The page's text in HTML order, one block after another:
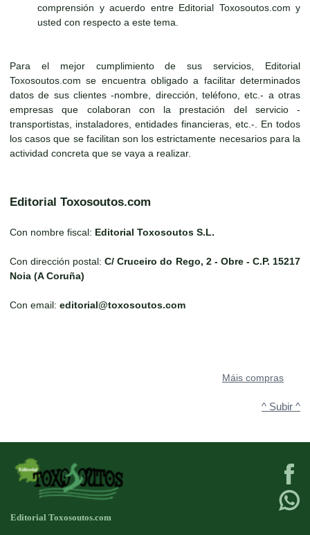
comprensión y acuerdo entre Editorial Toxosoutos.com y
usted con respecto a este tema.
Para el mejor cumplimiento de sus servicios, Editorial
Toxosoutos.com se encuentra obligado a facilitar determinados
datos de sus clientes -nombre, dirección, teléfono, etc.- a otras
empresas que colaboran con la prestación del servicio -
transportistas, instaladores, entidades financieras, etc.-. En todos
los casos que se facilitan son los estrictamente necesarios para la
actividad concreta que se vaya a realizar.
Editorial Toxosoutos.com
Con nombre fiscal: Editorial Toxosoutos S.L.
Con dirección postal:C/ Cruceiro do Rego, 2 - Obre - C.P. 15217
Noia (A Coruña)
Con email: editorial@toxosoutos.com
Máis compras
^ Subir ^
Editorial Toxosoutos.com